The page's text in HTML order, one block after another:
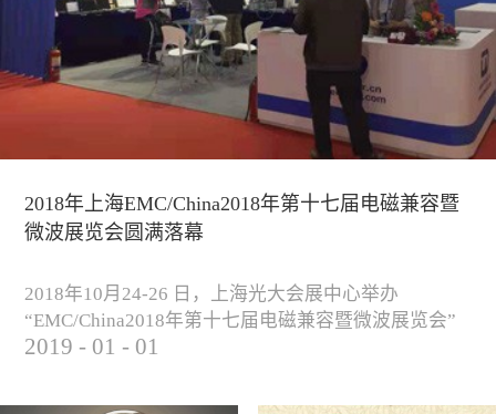
2018年上海EMC/China2018年第十七届电磁兼容暨
微波展览会圆满落幕
2018年10月24-26 日，上海光大会展中心举办
“EMC/China2018年第十七届电磁兼容暨微波展览会”
圆满落幕。我公司与来自军工、汽车、科研院校、通
状与未来，并展出测试、整改等行业尖端设备，吸引
2019 - 01 - 01